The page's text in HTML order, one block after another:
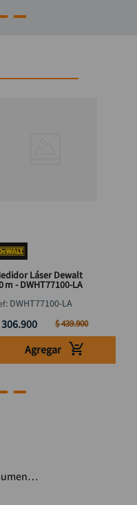
Láser Dewalt
m - DWHT77100-LA
: DWHT77100-LA
306.900 $439.900
Agregar